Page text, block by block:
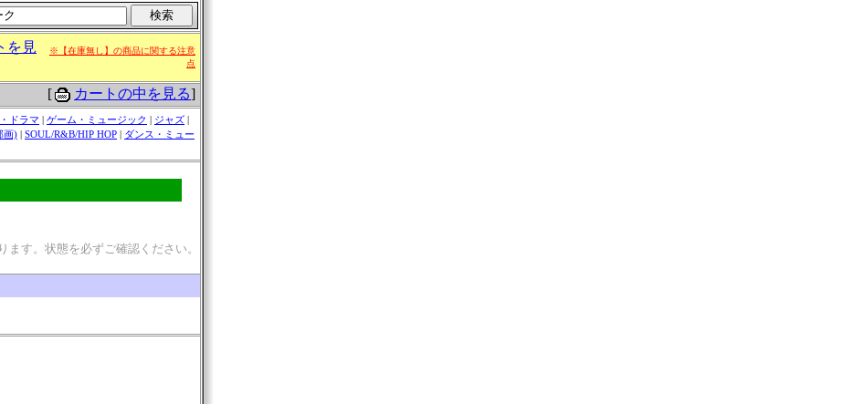
を見
※【在庫無し】の商品に関する注意
点
[ カートの中を見る]
ドラマ | ゲーム・ミュージック | ジャズ |
画) | SOUL/R&B/HIP HOP | ダンス・ミュー
す。状態を必ずご確認ください。